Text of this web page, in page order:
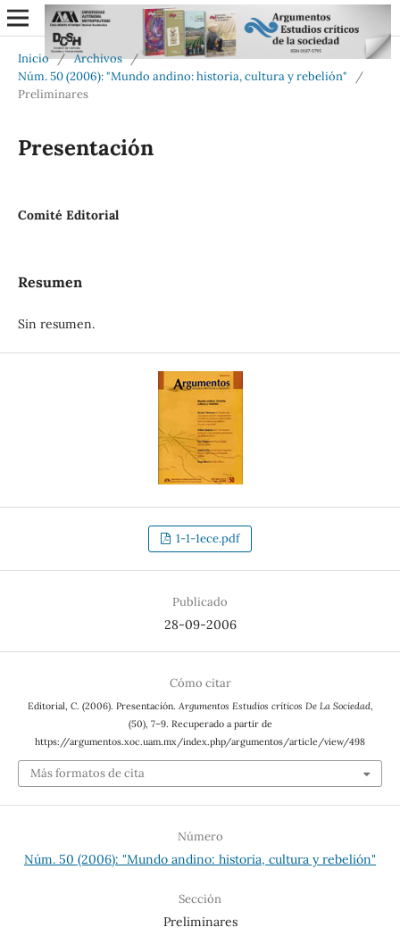
Inicio / Archivos /
Núm. 50 (2006): "Mundo andino: historia, cultura y rebelión"
/
Preliminares
Presentación
Comité Editorial
Resumen
Sin resumen.
1-1-1ece.pdf
Publicado
28-09-2006
Cómo citar
Editorial, C. (2006). Presentación. Argumentos Estudios críticos De La Sociedad,
(50), 7–9. Recuperado a partir de
https://argumentos.xoc.uam.mx/index.php/argumentos/article/view/498
Más formatos de cita
Número
Núm. 50 (2006): "Mundo andino: historia, cultura y rebelión"
Sección
Preliminares